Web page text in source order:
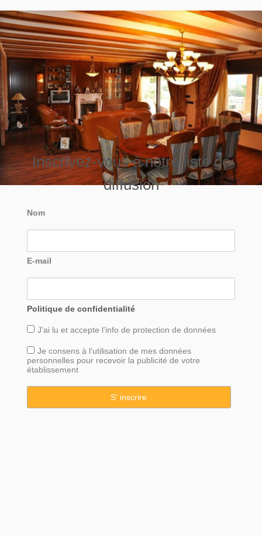
Inscrivez-vous à notre liste de
diffusion
Nom
E-mail
Politique de confidentialité
J’ai lu et accepte l’info de protection de données
Je consens à l’utilisation de mes données
personnelles pour recevoir la publicité de votre
établissement